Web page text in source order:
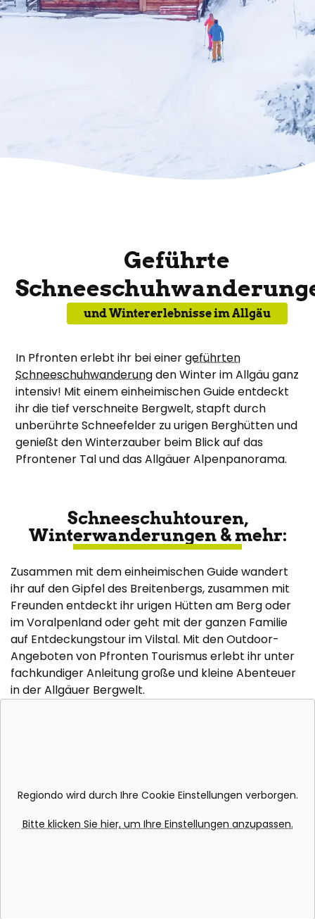
Geführte
und Wintererlebnisse im Allgäu
In Pfronten erlebt ihr bei einergeführten
Schneeschuhwanderungden Winter im Allgäu ganz
intensiv! Mit einem einheimischen Guide entdeckt
ihr die tief verschneite Bergwelt, stapft durch
unberührte Schneefelder zu urigen Berghütten und
genießt den Winterzauber beim Blick auf das
Pfrontener Tal und das Allgäuer Alpenpanorama.
Schneeschuhtouren,
Winterwanderungen & mehr:
Zusammen mit dem einheimischen Guide wandert
ihr auf den Gipfel des Breitenbergs, zusammen mit
Freunden entdeckt ihr urigen Hütten am Berg oder
im Voralpenland oder geht mit der ganzen Familie
auf Entdeckungstour im Vilstal. Mit den Outdoor-
Angeboten von Pfronten Tourismus erlebt ihr unter
fachkundiger Anleitung große und kleine Abenteuer
in der Allgäuer Bergwelt.
Regiondo wird durch Ihre Cookie Einstellungen verborgen.
Bitte klicken Sie hier, um Ihre Einstellungen anzupassen.